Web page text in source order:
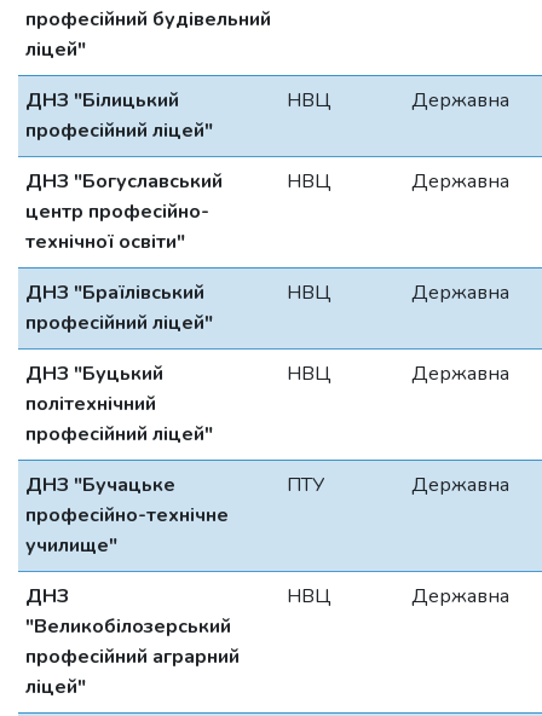
професійний будівельний
ліцей"
ДНЗ "Білицький
професійний ліцей"
НВЦ Державна
ДНЗ "Богуславський
центр професійно-
технічної освіти"
НВЦ Державна
ДНЗ "Браїлівський
професійний ліцей"
НВЦ Державна
ДНЗ "Буцький
політехнічний
професійний ліцей"
НВЦ Державна
ДНЗ "Бучацьке
професійно-технічне
училище"
ПТУ Державна
ДНЗ
"Великобілозерський
професійний аграрний
ліцей"
НВЦ Державна